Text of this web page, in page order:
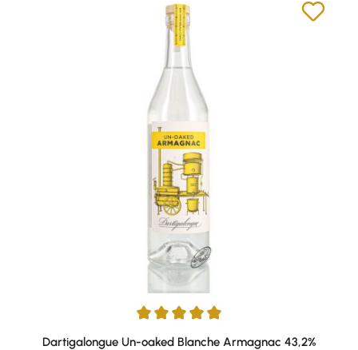
Durchschnittliche Bewertung von 5 von 5 Sternen
Dartigalongue Un-oaked Blanche Armagnac 43,2%